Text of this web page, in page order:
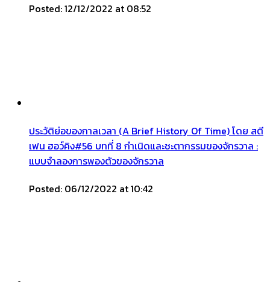
Posted: 12/12/2022 at 08:52
ประวัติย่อของกาลเวลา (A Brief History Of Time) โดย สตี
เฟน ฮอว์คิง#56 บทที่ 8 กำเนิดและชะตากรรมของจักรวาล :
แบบจำลองการพองตัวของจักรวาล
Posted: 06/12/2022 at 10:42